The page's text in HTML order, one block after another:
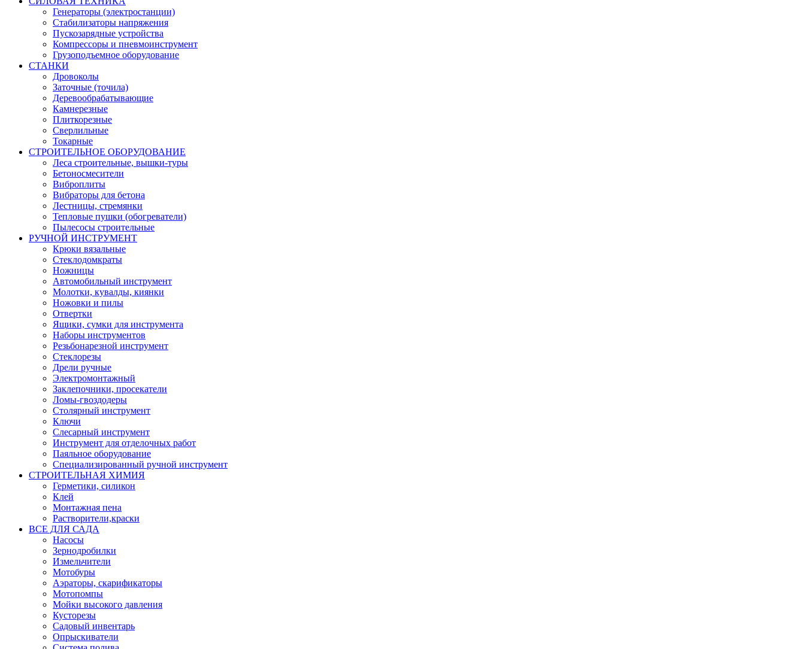
Генераторы (электростанции)
Стабилизаторы напряжения
Пускозарядные устройства
Компрессоры и пневмоинструмент
Грузоподъемное оборудование
СТАНКИ
Дровоколы
Заточные (точила)
Деревообрабатывающие
Камнерезные
Плиткорезные
Сверлильные
Токарные
СТРОИТЕЛЬНОЕ ОБОРУДОВАНИЕ
Леса строительные, вышки-туры
Бетоносмесители
Виброплиты
Вибраторы для бетона
Лестницы, стремянки
Тепловые пушки (обогреватели)
Пылесосы строительные
РУЧНОЙ ИНСТРУМЕНТ
Крюки вязальные
Стеклодомкраты
Ножницы
Автомобильный инструмент
Молотки, кувалды, киянки
Ножовки и пилы
Отвертки
Ящики, сумки для инструмента
Наборы инструментов
Резьбонарезной инструмент
Стеклорезы
Дрели ручные
Электромонтажный
Заклепочники, просекатели
Ломы-гвоздодеры
Столярный инструмент
Ключи
Слесарный инструмент
Инструмент для отделочных работ
Паяльное оборудование
Специализированный ручной инструмент
СТРОИТЕЛЬНАЯ ХИМИЯ
Герметики, силикон
Клей
Монтажная пена
Растворители,краски
ВСЕ ДЛЯ САДА
Насосы
Зернодробилки
Измельчители
Мотобуры
Аэраторы, скарификаторы
Мотопомпы
Мойки высокого давления
Кусторезы
Садовый инвентарь
Опрыскиватели